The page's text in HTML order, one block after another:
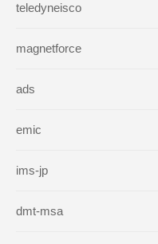
teledyneisco
magnetforce
ads
emic
ims-jp
dmt-msa